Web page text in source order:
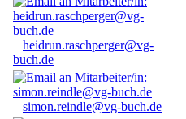
heidrun.raschperger@vg-
buch.de
simon.reindle@vg-buch.de